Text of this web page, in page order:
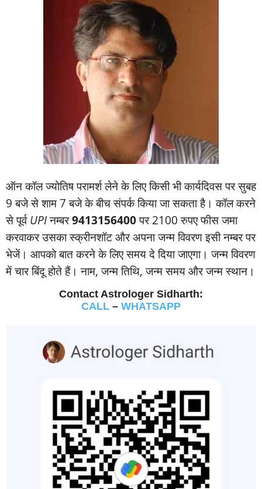
ऑन कॉल ज्‍योतिष परामर्श लेने के लिए किसी भी कार्यदिवस पर सुबह
9 बजे से शाम 7 बजे के बीच संपर्क किया जा सकता है। कॉल करने
से पूर्वUPIनम्‍बर9413156400पर 2100 रुपए फीस जमा
करवाकर उसका स्‍क्रीनशॉट और अपना जन्‍म विवरण इसी नम्‍बर पर
भेजें। आपको बात करने के लिए समय दे दिया जाएगा। जन्‍म विवरण
में चार बिंदू होते हैं। नाम, जन्‍म तिथि, जन्‍म समय और जन्‍म स्‍थान।
Contact Astrologer Sidharth:
CALL – WHATSAPP